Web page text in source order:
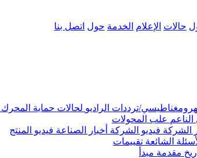
حالات الإعلام الخدمة حول اتصل بنا
ترددات الراديو لحالات حماية المحرك
علب المحولات
الشركة فيديو الشركة أخبار الصناعة فيديو المنتج
الشائعة تقييمات
مقدمة مبدأ